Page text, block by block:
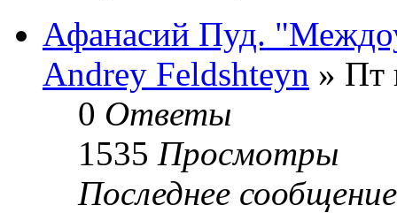
Афанасий Пуд.
Andrey Feldshteyn » Пт
0 Ответы
1535 Просмотры
Последнее